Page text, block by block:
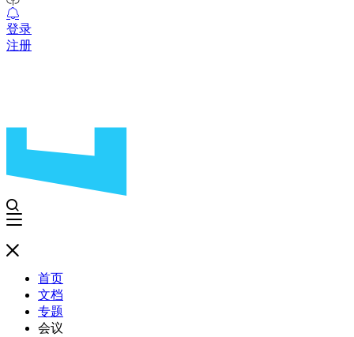
登录
注册
首页
文档
专题
会议